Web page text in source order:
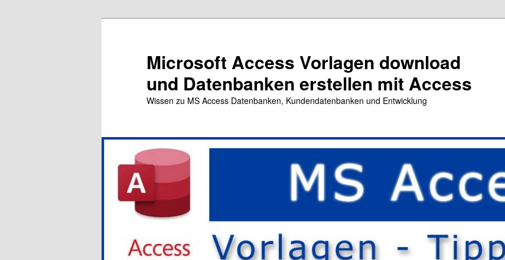
Microsoft Access Vorlagen download
und Datenbanken erstellen mit Access
Wissen zu MS Access Datenbanken, Kundendatenbanken und Entwicklung